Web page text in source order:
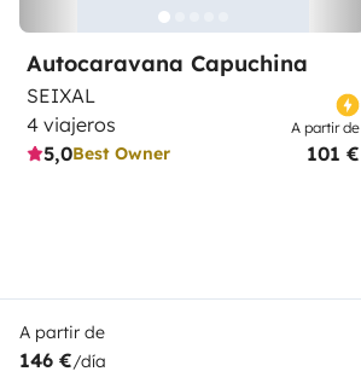
Autocaravana Capuchina
SEIXAL
4 viajeros
5,0Best Owner
A partir de
101 €
A partir de
146 €/día